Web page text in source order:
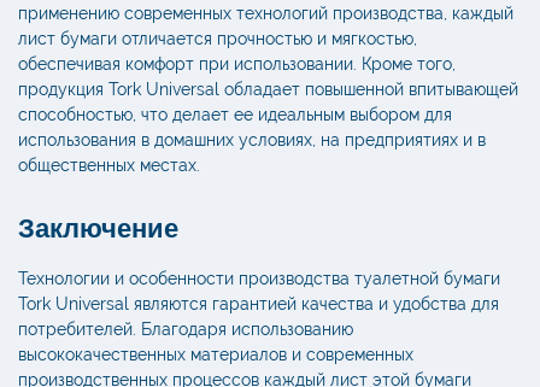
применению современных технологий производства, каждый
лист бумаги отличается прочностью и мягкостью,
обеспечивая комфорт при использовании. Кроме того,
продукция Tork Universal обладает повышенной впитывающей
способностью, что делает ее идеальным выбором для
использования в домашних условиях, на предприятиях и в
общественных местах.
Заключение
Технологии и особенности производства туалетной бумаги
Tork Universal являются гарантией качества и удобства для
потребителей. Благодаря использованию
высококачественных материалов и современных
производственных процессов каждый лист этой бумаги